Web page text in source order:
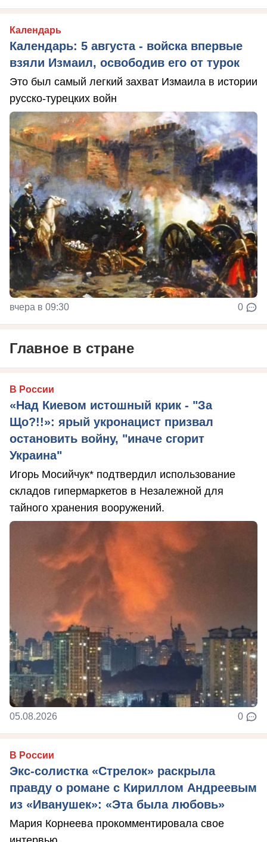
Календарь
Календарь: 5 августа - войска впервые
взяли Измаил, освободив его от турок
Это был самый легкий захват Измаила в истории
русско-турецких войн
вчера в 09:30 0
Главное в стране
В России
«Над Киевом истошный крик - "За
Що?!!»: ярый укронацист призвал
остановить войну, "иначе сгорит
Украина"
Игорь Мосийчук* подтвердил использование
складов гипермаркетов в Незалежной для
тайного хранения вооружений.
05.08.2026 0
В России
Экс-солистка «Стрелок» раскрыла
правду о романе с Кириллом Андреевым
из «Иванушек»: «Эта была любовь»
Мария Корнеева прокомментировала свое